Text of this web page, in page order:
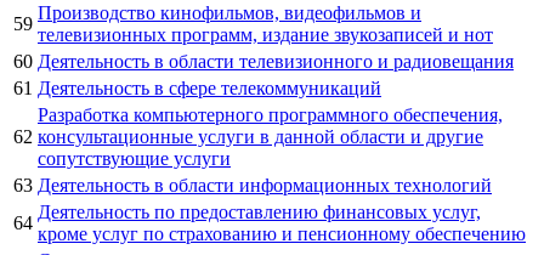
59
Производство кинофильмов, видеофильмов и
телевизионных программ, издание звукозаписей и нот
60 Деятельность в области телевизионного и радиовещания
61 Деятельность в сфере телекоммуникаций
62
Разработка компьютерного программного обеспечения,
консультационные услуги в данной области и другие
сопутствующие услуги
63 Деятельность в области информационных технологий
64
Деятельность по предоставлению финансовых услуг,
кроме услуг по страхованию и пенсионному обеспечению